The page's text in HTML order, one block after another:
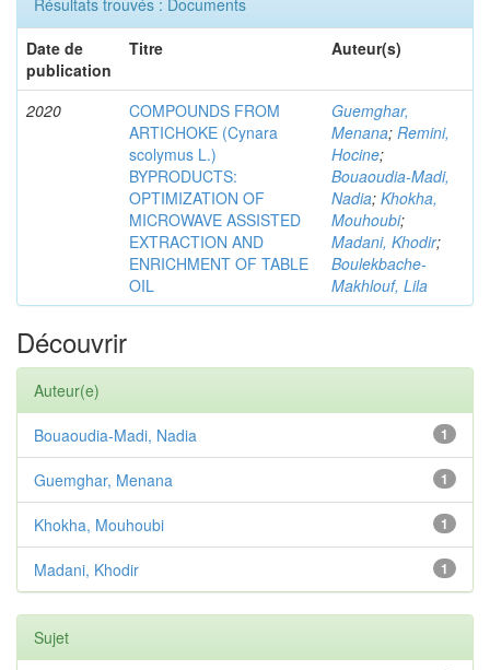
Résultats trouvés : Documents
Date de
publication
Titre Auteur(s)
2020
COMPOUNDS FROM
ARTICHOKE (Cynara
scolymus L.)
BYPRODUCTS:
OPTIMIZATION OF
MICROWAVE ASSISTED
EXTRACTION AND
ENRICHMENT OF TABLE
OIL
Guemghar,
Menana; Remini,
Hocine;
Bouaoudia-Madi,
Nadia; Khokha,
Mouhoubi;
Madani, Khodir;
Boulekbache-
Makhlouf, Lila
Découvrir
Auteur(e)
1
Bouaoudia-Madi, Nadia
1
Guemghar, Menana
1
Khokha, Mouhoubi
1
Madani, Khodir
Sujet